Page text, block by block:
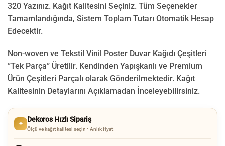
320 Yazınız. Kağıt Kalitesini Seçiniz. Tüm Seçenekler
Tamamlandığında, Sistem Toplam Tutarı Otomatik Hesap
Edecektir.
Non-woven ve Tekstil Vinil Poster Duvar Kağıdı Çeşitleri
”Tek Parça” Üretilir. Kendinden Yapışkanlı ve Premium
Ürün Çeşitleri Parçalı olarak Gönderilmektedir. Kağıt
Kalitesinin Detaylarını Açıklamadan İnceleyebilirsiniz.
✦
Dekoros Hızlı Sipariş
Ölçü ve kağıt kalitesi seçin • Anlık fiyat